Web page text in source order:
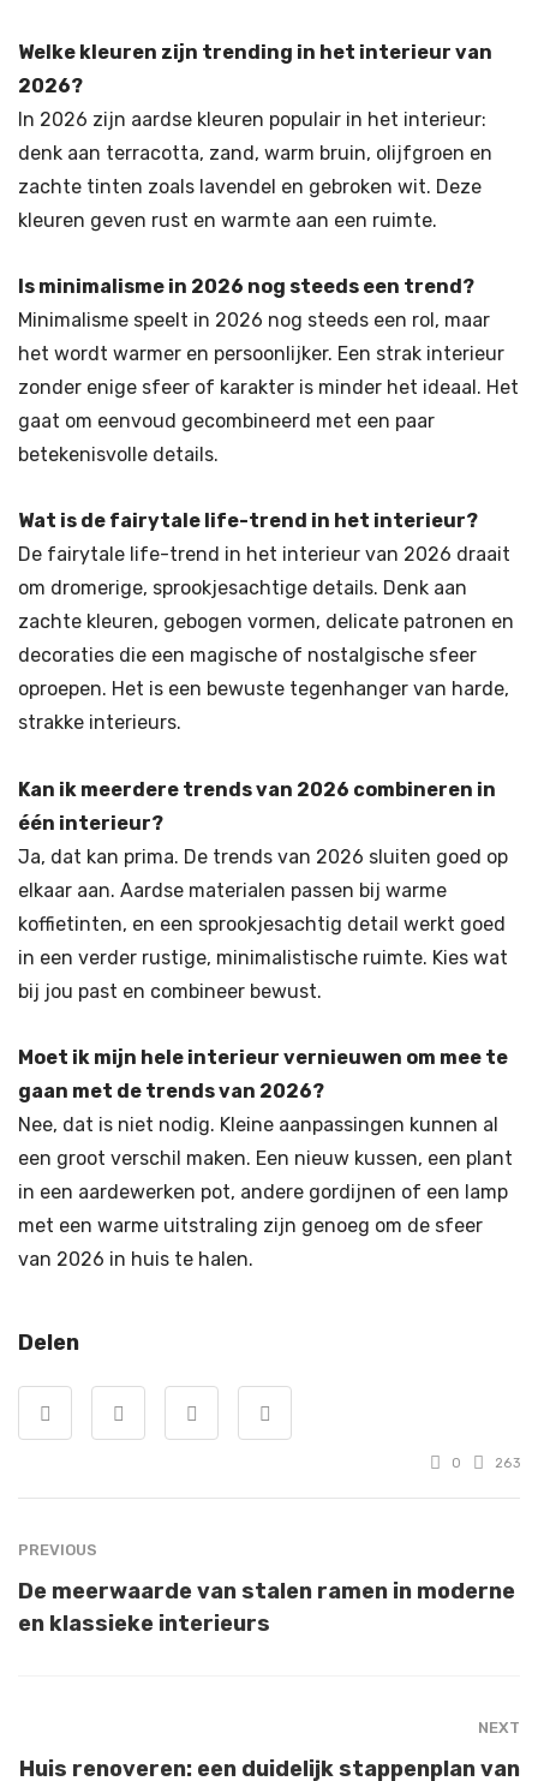
Welke kleuren zijn trending in het interieur van
2026?
In 2026 zijn aardse kleuren populair in het interieur:
denk aan terracotta, zand, warm bruin, olijfgroen en
zachte tinten zoals lavendel en gebroken wit. Deze
kleuren geven rust en warmte aan een ruimte.
Is minimalisme in 2026 nog steeds een trend?
Minimalisme speelt in 2026 nog steeds een rol, maar
het wordt warmer en persoonlijker. Een strak interieur
zonder enige sfeer of karakter is minder het ideaal. Het
gaat om eenvoud gecombineerd met een paar
betekenisvolle details.
Wat is de fairytale life-trend in het interieur?
De fairytale life-trend in het interieur van 2026 draait
om dromerige, sprookjesachtige details. Denk aan
zachte kleuren, gebogen vormen, delicate patronen en
decoraties die een magische of nostalgische sfeer
oproepen. Het is een bewuste tegenhanger van harde,
strakke interieurs.
Kan ik meerdere trends van 2026 combineren in
één interieur?
Ja, dat kan prima. De trends van 2026 sluiten goed op
elkaar aan. Aardse materialen passen bij warme
koffietinten, en een sprookjesachtig detail werkt goed
in een verder rustige, minimalistische ruimte. Kies wat
bij jou past en combineer bewust.
Moet ik mijn hele interieur vernieuwen om mee te
gaan met de trends van 2026?
Nee, dat is niet nodig. Kleine aanpassingen kunnen al
een groot verschil maken. Een nieuw kussen, een plant
in een aardewerken pot, andere gordijnen of een lamp
met een warme uitstraling zijn genoeg om de sfeer
van 2026 in huis te halen.
Delen
0 263
PREVIOUS
De meerwaarde van stalen ramen in moderne
en klassieke interieurs
NEXT
Huis renoveren: een duidelijk stappenplan van